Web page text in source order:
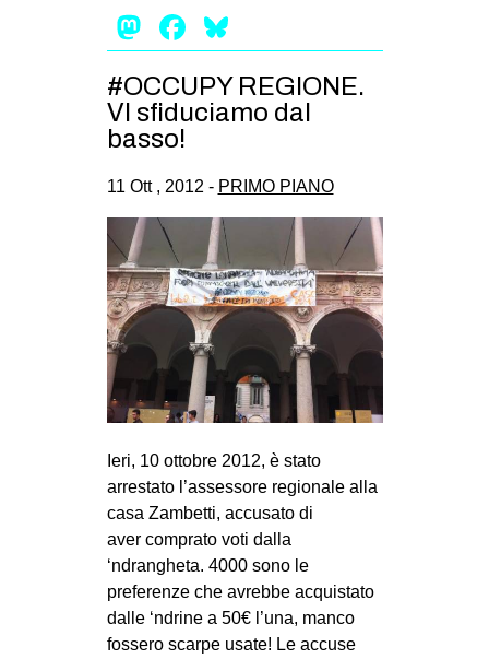
Mastodon
Facebook
#OCCUPY REGIONE.
VI sfiduciamo dal
basso!
11 Ott , 2012 - PRIMO PIANO
Ieri, 10 ottobre 2012, è stato
arrestato l’assessore regionale alla
casa Zambetti, accusato di
aver comprato voti dalla
‘ndrangheta. 4000 sono le
preferenze che avrebbe acquistato
dalle ‘ndrine a 50€ l’una, manco
fossero scarpe usate! Le accuse